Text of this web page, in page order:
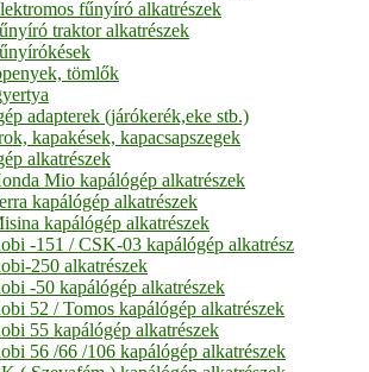
fűnyíró alkatrészek
traktor alkatrészek
tömlők
adapterek (járókerék,eke stb.)
kapakések, kapacsapszegek
alkatrészek
Mio kapálógép alkatrészek
kapálógép alkatrészek
kapálógép alkatrészek
-151 / CSK-03 kapálógép alkatrész
250 alkatrészek
-50 kapálógép alkatrészek
52 / Tomos kapálógép alkatrészek
55 kapálógép alkatrészek
56 /66 /106 kapálógép alkatrészek